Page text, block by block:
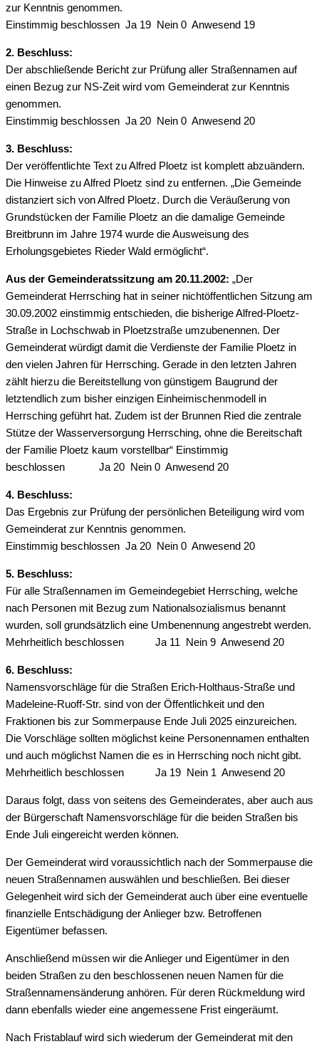
zur Kenntnis genommen.
Einstimmig beschlossen Ja 19 Nein 0 Anwesend 19
2. Beschluss:
Der abschließende Bericht zur Prüfung aller Straßennamen auf
einen Bezug zur NS-Zeit wird vom Gemeinderat zur Kenntnis
genommen.
Einstimmig beschlossen Ja 20 Nein 0 Anwesend 20
3. Beschluss:
Der veröffentlichte Text zu Alfred Ploetz ist komplett abzuändern.
Die Hinweise zu Alfred Ploetz sind zu entfernen. „Die Gemeinde
distanziert sich von Alfred Ploetz. Durch die Veräußerung von
Grundstücken der Familie Ploetz an die damalige Gemeinde
Breitbrunn im Jahre 1974 wurde die Ausweisung des
Erholungsgebietes Rieder Wald ermöglicht“.
Aus der Gemeinderatssitzung am 20.11.2002: „Der
Gemeinderat Herrsching hat in seiner nichtöffentlichen Sitzung am
30.09.2002 einstimmig entschieden, die bisherige Alfred-Ploetz-
Straße in Lochschwab in Ploetzstraße umzubenennen. Der
Gemeinderat würdigt damit die Verdienste der Familie Ploetz in
den vielen Jahren für Herrsching. Gerade in den letzten Jahren
zählt hierzu die Bereitstellung von günstigem Baugrund der
letztendlich zum bisher einzigen Einheimischenmodell in
Herrsching geführt hat. Zudem ist der Brunnen Ried die zentrale
Stütze der Wasserversorgung Herrsching, ohne die Bereitschaft
der Familie Ploetz kaum vorstellbar“ Einstimmig
beschlossen Ja 20 Nein 0 Anwesend 20
4. Beschluss:
Das Ergebnis zur Prüfung der persönlichen Beteiligung wird vom
Gemeinderat zur Kenntnis genommen.
Einstimmig beschlossen Ja 20 Nein 0 Anwesend 20
5. Beschluss:
Für alle Straßennamen im Gemeindegebiet Herrsching, welche
nach Personen mit Bezug zum Nationalsozialismus benannt
wurden, soll grundsätzlich eine Umbenennung angestrebt werden.
Mehrheitlich beschlossen Ja 11 Nein 9 Anwesend 20
6. Beschluss:
Namensvorschläge für die Straßen Erich-Holthaus-Straße und
Madeleine-Ruoff-Str. sind von der Öffentlichkeit und den
Fraktionen bis zur Sommerpause Ende Juli 2025 einzureichen.
Die Vorschläge sollten möglichst keine Personennamen enthalten
und auch möglichst Namen die es in Herrsching noch nicht gibt.
Mehrheitlich beschlossen Ja 19 Nein 1 Anwesend 20
Daraus folgt, dass von seitens des Gemeinderates, aber auch aus
der Bürgerschaft Namensvorschläge für die beiden Straßen bis
Ende Juli eingereicht werden können.
Der Gemeinderat wird voraussichtlich nach der Sommerpause die
neuen Straßennamen auswählen und beschließen. Bei dieser
Gelegenheit wird sich der Gemeinderat auch über eine eventuelle
finanzielle Entschädigung der Anlieger bzw. Betroffenen
Eigentümer befassen.
Anschließend müssen wir die Anlieger und Eigentümer in den
beiden Straßen zu den beschlossenen neuen Namen für die
Straßennamensänderung anhören. Für deren Rückmeldung wird
dann ebenfalls wieder eine angemessene Frist eingeräumt.
Nach Fristablauf wird sich wiederum der Gemeinderat mit den